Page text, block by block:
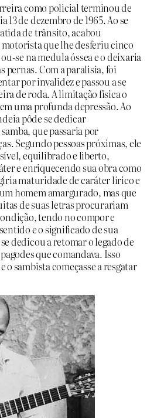
como policial terminou de
13 de dezembro de 1965. Ao se
de trânsito, acabou
que lhe desferiu cinco
se na medula óssea e o deixaria
pernas. Com a paralisia, foi
por invalidez e passou a se
de roda. A limitação física o
uma profunda depressão. Ao
pôde se dedicar
que passaria por
Segundo pessoas próximas, ele
equilibrado e liberto,
e enriquecendo sua obra como
maturidade de caráter lírico e
homem amargurado, mas que
de suas letras procurariam
tendo no compor e
e o significado de sua
dedicou a retomar o legado de
que comandava. Isso
sambista começasse a resgatar